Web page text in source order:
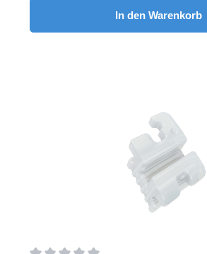
In den Warenkorb